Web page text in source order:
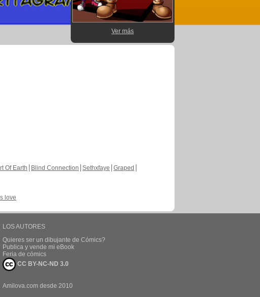
Ver más
Of Earth Blind Connection Sethxfaye Graped
love
LOS AUTORES
Quieres ser un dibujante de Cómics?
Publica y vende mi eBook
Feria de cómics
CC BY-NC-ND 3.0
Amilova.com desde 2010